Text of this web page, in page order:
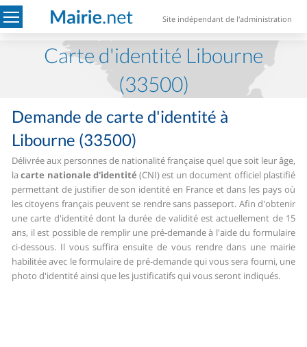
Site indépendant de l'administration
Carte d'identité Libourne
(33500)
Demande de carte d'identité à
Libourne (33500)
Délivrée aux personnes de nationalité française quel que soit leur âge,
lacarte nationale d'identité (CNI) est un document officiel plastifié
permettant de justifier de son identité en France et dans les pays où
les citoyens français peuvent se rendre sans passeport. Afin d'obtenir
une carte d'identité dont la durée de validité est actuellement de 15
ans, il est possible de remplir une pré-demande à l'aide du formulaire
ci-dessous. Il vous suffira ensuite de vous rendre dans une mairie
habilitée avec le formulaire de pré-demande qui vous sera fourni, une
photo d'identité ainsi que les justificatifs qui vous seront indiqués.